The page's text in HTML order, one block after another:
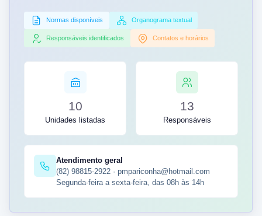
Normas disponíveis Organograma textual
Responsáveis identificados Contatos e horários
10
Unidades listadas
13
Responsáveis
Atendimento geral
(82) 98815-2922 · pmpariconha@hotmail.com
Segunda-feira a sexta-feira, das 08h às 14h